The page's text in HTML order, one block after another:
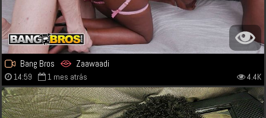
Bang Bros Zaawaadi
14:59 1 mes atrás 4.4K